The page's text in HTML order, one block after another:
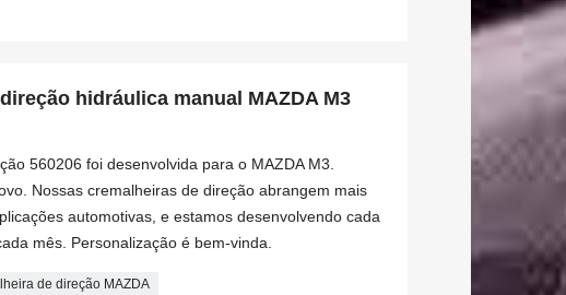
hidráulica manual MAZDA M3
560206 foi desenvolvida para o MAZDA M3.
Nossas cremalheiras de direção abrangem mais
automotivas, e estamos desenvolvendo cada
mês. Personalização é bem-vinda.
de direção MAZDA